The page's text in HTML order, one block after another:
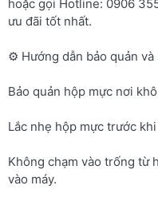
hoặc gọi Hotline: 0906
ưu đãi tốt nhất.
⚙️ Hướng dẫn bảo quản
Bảo quản hộp mực nơi
Lắc nhẹ hộp mực trước
Không chạm vào trống từ
vào máy.